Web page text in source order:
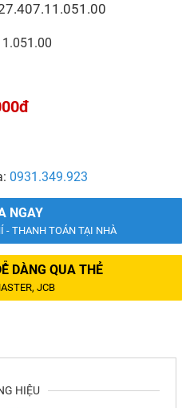
0931.349.923
NGAY
- THANH TOÁN TẠI NHÀ
DÀNG QUA THẺ
JCB
HIỆU